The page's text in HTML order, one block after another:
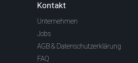
Kontakt
Unternehmen
Jobs
AGB & Datenschutzerklärung
FAQ